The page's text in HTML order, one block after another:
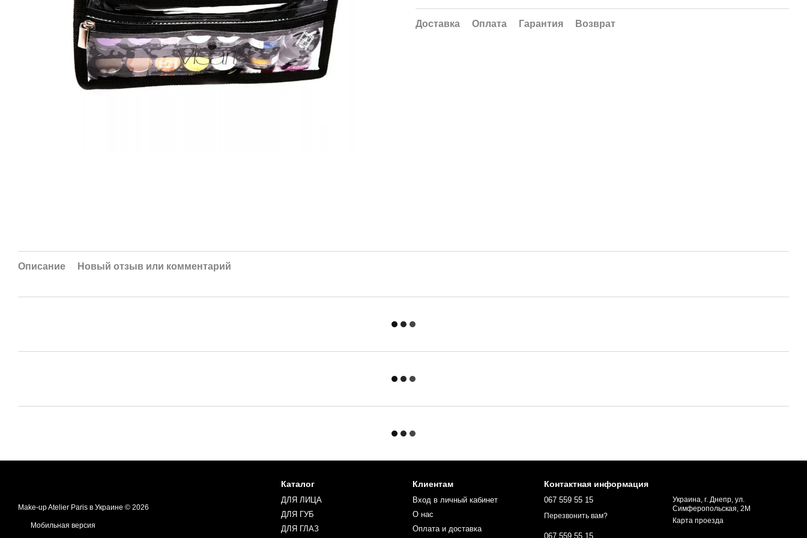
Доставка Оплата Гарантия Возврат
Описание Новый отзыв или комментарий
Make-up Atelier Paris в Украине © 2026
Мобильная версия
Каталог
ДЛЯ ЛИЦА
ДЛЯ ГУБ
ДЛЯ ГЛАЗ
Клиентам
Вход в личный кабинет
О нас
Оплата и доставка
Контактная информация
067 559 55 15
Перезвонить вам?
067 559 55 15
Украина, г. Днепр, ул.
Симферопольская, 2М
Карта проезда